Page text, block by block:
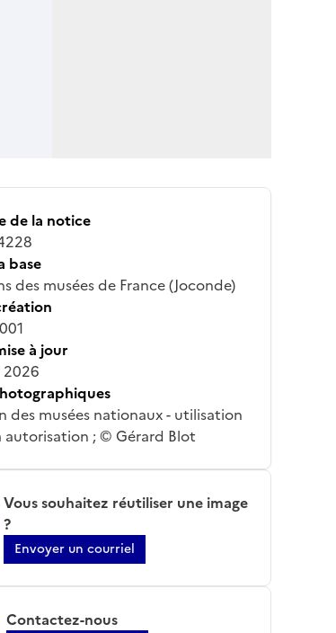
de la notice
base
des musées de France (Joconde)
à jour
des musées nationaux - utilisation
autorisation ; © Gérard Blot
Vous souhaitez réutiliser une image
?
Envoyer un courriel
Contactez-nous